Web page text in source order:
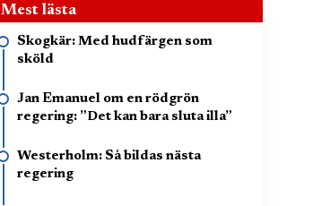
Mest lästa
Skogkär: Med hudfärgen som
sköld
Jan Emanuel om en rödgrön
regering: ”Det kan bara sluta illa”
Westerholm: Så bildas nästa
regering